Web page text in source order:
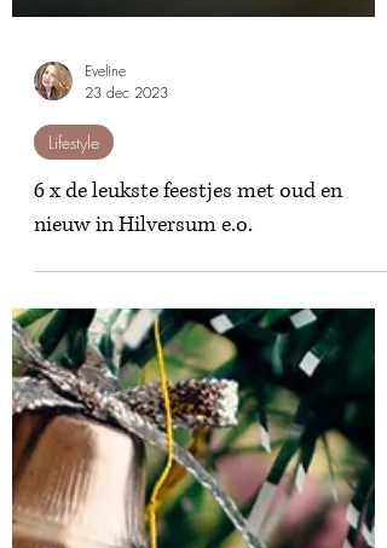
23 dec 2023
Lifestyle
nieuw in Hilversum e.o.